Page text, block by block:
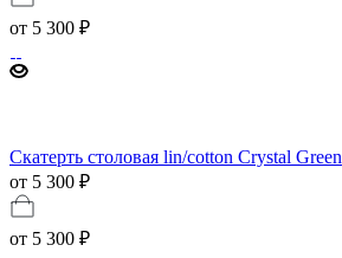
от 5 300 ₽
Скатерть столовая lin/cotton Crystal Green
от 5 300 ₽
от 5 300 ₽